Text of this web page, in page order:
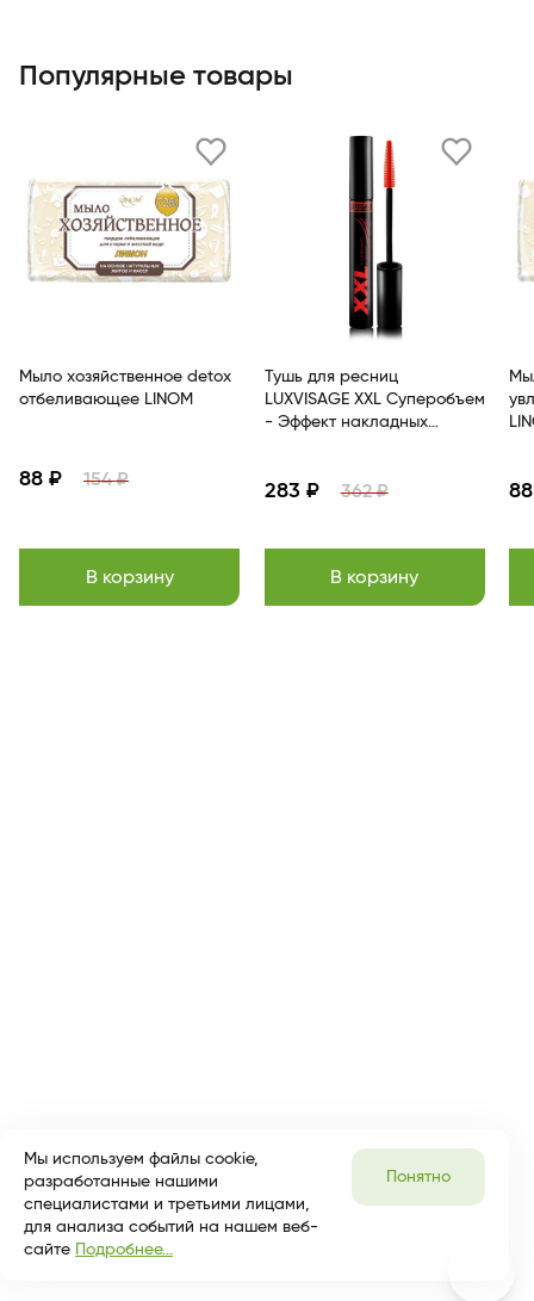
Популярные товары
Мыло хозяйственное detox
отбеливающее LINOM
88 ₽ 154 ₽
В корзину
Тушь для ресниц
LUXVISAGE XXL Суперобъем
- Эффект накладных
283 ₽ 362 ₽
В корзину
Мы используем файлы cookie,
разработанные нашими
специалистами и третьими лицами,
для анализа событий на нашем веб-
сайте Подробнее...
Понятно